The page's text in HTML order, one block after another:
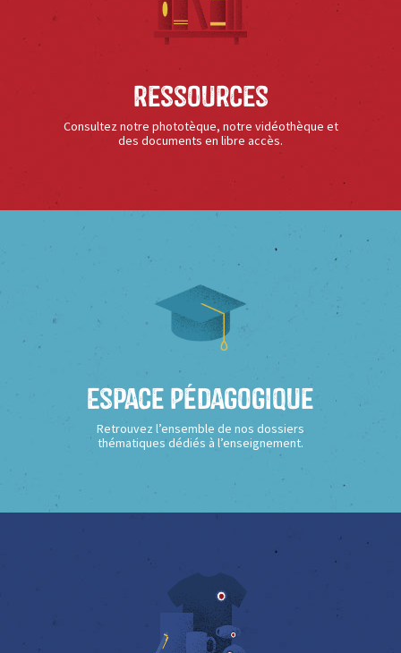
Ressources
Consultez notre phototèque, notre vidéothèque et
des documents en libre accès.
Espace Pédagogique
Retrouvez l’ensemble de nos dossiers
thématiques dédiés à l’enseignement.